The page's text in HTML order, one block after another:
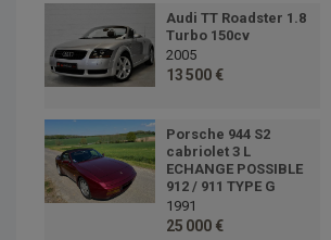
Audi TT Roadster 1.8
Turbo 150cv
2005
13 500 €
Porsche 944 S2
cabriolet 3 L
ECHANGE POSSIBLE
912 / 911 TYPE G
1991
25 000 €